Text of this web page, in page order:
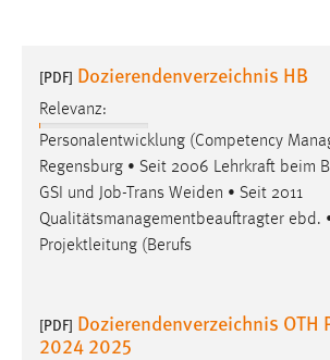
[PDF] Dozierendenverzeichnis HB
Relevanz:
Personalentwicklung (Competency
Regensburg • Seit 2006 Lehrkraft beim
GSI und Job-Trans Weiden • Seit 2011
Qualitätsmanagementbeauftragter ebd.
Projektleitung (Berufs
[PDF] Dozierendenverzeichnis OTH
2024 2025
Performance
Name:
Zweck:
Für performante Seitenauslieferung wird
Sprachpräferenz